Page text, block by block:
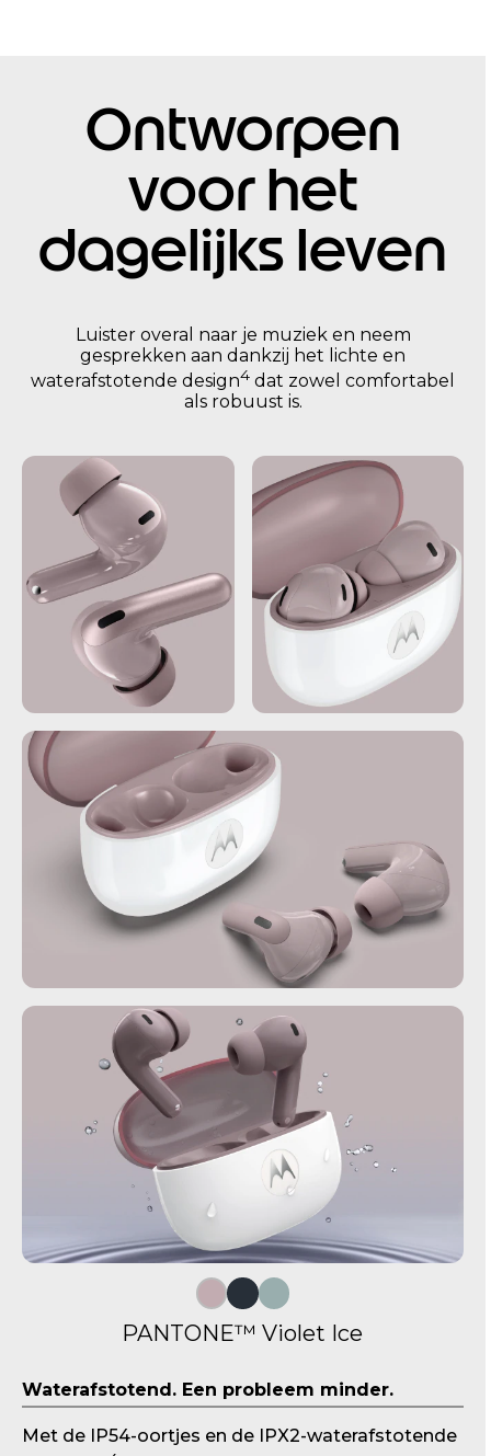
Ontworpen
voor het
dagelijks leven
Luister overal naar je muziek en neem
gesprekken aan dankzij het lichte en
waterafstotende design4 dat zowel comfortabel
als robuust is.
PANTONE™ Violet Ice
Waterafstotend. Een probleem minder.
Met de IP54-oortjes en de IPX2-waterafstotende